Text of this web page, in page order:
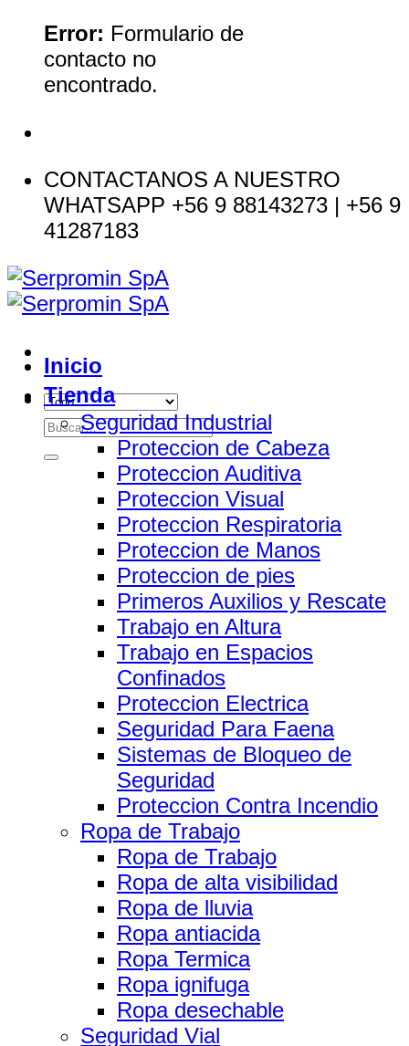
Error: Formulario de
contacto no
encontrado.
CONTACTANOS A NUESTRO
WHATSAPP +56 9 88143273 | +56 9
41287183
Buscar
por:
Inicio
Tienda
Seguridad Industrial
Proteccion de Cabeza
Proteccion Auditiva
Proteccion Visual
Proteccion Respiratoria
Proteccion de Manos
Proteccion de pies
Primeros Auxilios y Rescate
Trabajo en Altura
Trabajo en Espacios
Confinados
Proteccion Electrica
Seguridad Para Faena
Sistemas de Bloqueo de
Seguridad
Proteccion Contra Incendio
Ropa de Trabajo
Ropa de Trabajo
Ropa de alta visibilidad
Ropa de lluvia
Ropa antiacida
Ropa Termica
Ropa ignifuga
Ropa desechable
Seguridad Vial